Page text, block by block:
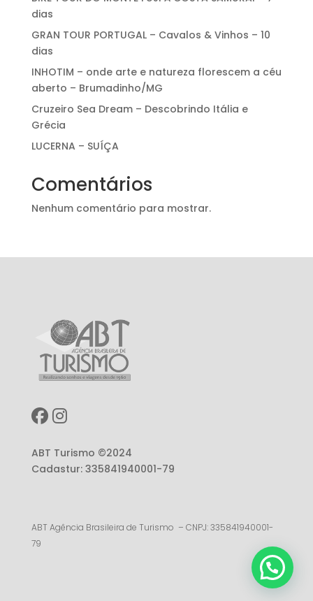
dias
GRAN TOUR PORTUGAL – Cavalos & Vinhos – 10
dias
INHOTIM – onde arte e natureza florescem a céu
aberto – Brumadinho/MG
Cruzeiro Sea Dream – Descobrindo Itália e
Grécia
LUCERNA – SUÍÇA
Comentários
Nenhum comentário para mostrar.
ABT Turismo ©2024
Cadastur: 335841940001-79
ABT Agência Brasileira de Turismo – CNPJ: 335841940001-
79